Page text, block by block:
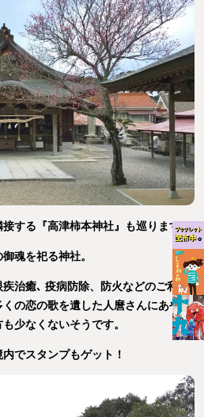
接する『高津柿本神社』も巡ります。
魂を祀る神社。
治癒､ 疫病防除、防火などのご利益
の恋の歌を遺した人麿さんにあやか
少なくないそうです。
でスタンプもゲット！